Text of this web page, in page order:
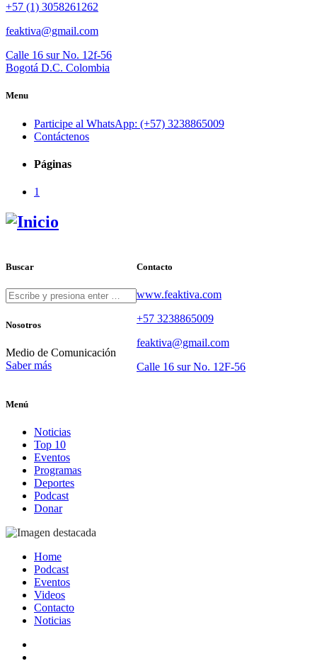
+57 (1) 3058261262
feaktiva@gmail.com
Calle 16 sur No. 12f-56
Bogotá D.C. Colombia
Menu
Participe al WhatsApp: (+57) 3238865009
Contáctenos
Páginas
1
Buscar Contacto
www.feaktiva.com
+57 3238865009
feaktiva@gmail.com
Calle 16 sur No. 12F-56
Nosotros
Medio de Comunicación
Saber más
Menú
Noticias
Top 10
Eventos
Programas
Deportes
Podcast
Donar
Home
Podcast
Eventos
Videos
Contacto
Noticias